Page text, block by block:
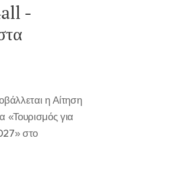
-
η Αίτηση
«Τουρισμός για
στο